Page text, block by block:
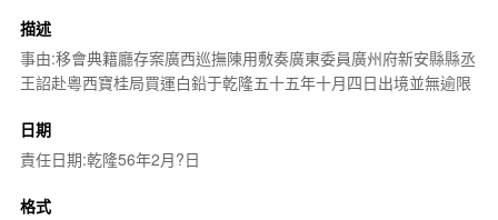
描述
事由:移會典籍廳存案廣西巡撫陳用敷奏廣東委員廣州府新安縣縣丞
王詔赴粵西寶桂局買運白鉛于乾隆五十五年十月四日出境並無逾限
日期
責任日期:乾隆56年2月?日
格式